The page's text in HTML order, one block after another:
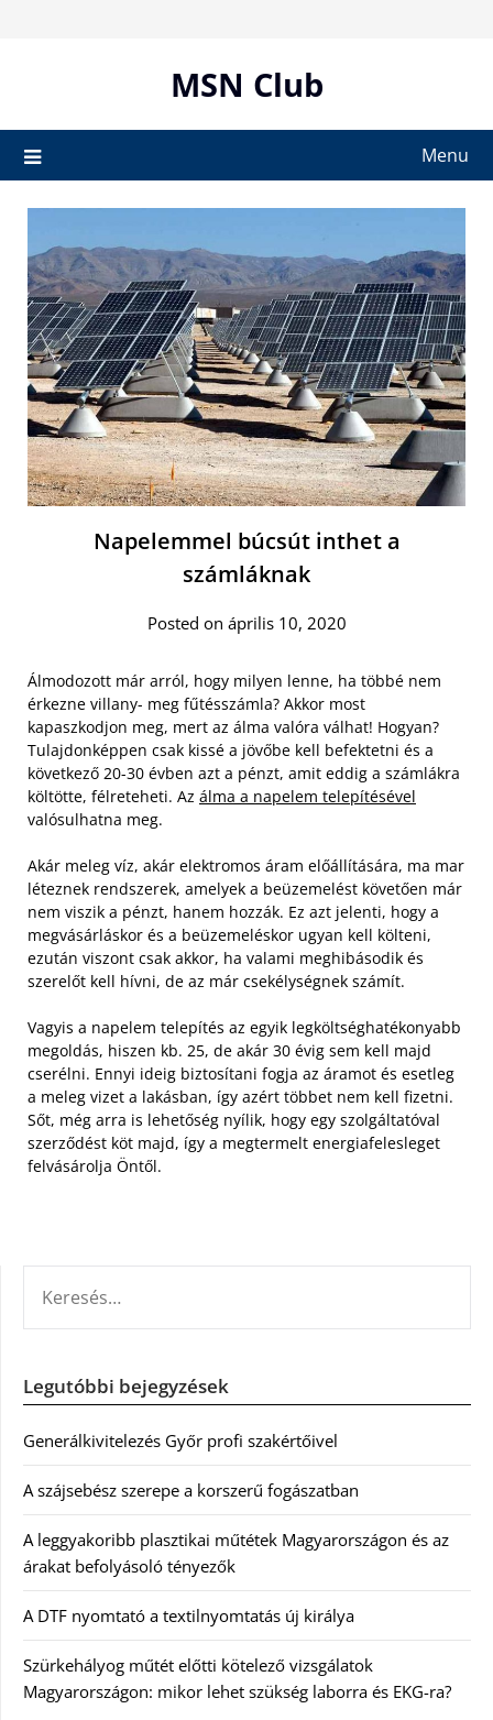
MSN Club
Menu
Napelemmel búcsút inthet a
számláknak
Posted on április 10, 2020
Álmodozott már arról, hogy milyen lenne, ha többé nem
érkezne villany- meg fűtésszámla? Akkor most
kapaszkodjon meg, mert az álma valóra válhat! Hogyan?
Tulajdonképpen csak kissé a jövőbe kell befektetni és a
következő 20-30 évben azt a pénzt, amit eddig a számlákra
költötte, félreteheti. Az álma a napelem telepítésével
valósulhatna meg.
Akár meleg víz, akár elektromos áram előállítására, ma mar
léteznek rendszerek, amelyek a beüzemelést követően már
nem viszik a pénzt, hanem hozzák. Ez azt jelenti, hogy a
megvásárláskor és a beüzemeléskor ugyan kell költeni,
ezután viszont csak akkor, ha valami meghibásodik és
szerelőt kell hívni, de az már csekélységnek számít.
Vagyis a napelem telepítés az egyik legköltséghatékonyabb
megoldás, hiszen kb. 25, de akár 30 évig sem kell majd
cserélni. Ennyi ideig biztosítani fogja az áramot és esetleg
a meleg vizet a lakásban, így azért többet nem kell fizetni.
Sőt, még arra is lehetőség nyílik, hogy egy szolgáltatóval
szerződést köt majd, így a megtermelt energiafelesleget
felvásárolja Öntől.
Legutóbbi bejegyzések
Generálkivitelezés Győr profi szakértőivel
A szájsebész szerepe a korszerű fogászatban
A leggyakoribb plasztikai műtétek Magyarországon és az
árakat befolyásoló tényezők
A DTF nyomtató a textilnyomtatás új királya
Szürkehályog műtét előtti kötelező vizsgálatok
Magyarországon: mikor lehet szükség laborra és EKG-ra?